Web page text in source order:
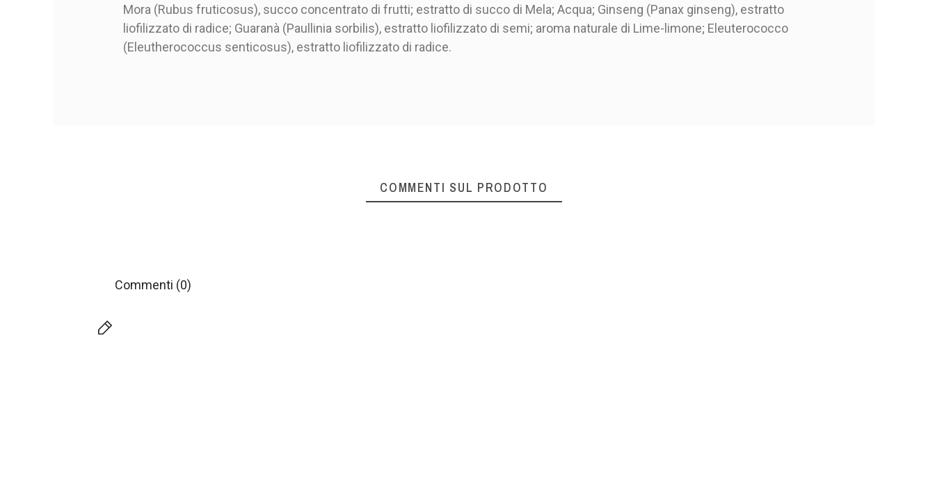
Mora (Rubus fruticosus), succo concentrato di frutti; estratto di succo di Mela; Acqua; Ginseng (Panax ginseng), estratto
liofilizzato di radice; Guaranà (Paullinia sorbilis), estratto liofilizzato di semi; aroma naturale di Lime-limone; Eleuterococco
(Eleutherococcus senticosus), estratto liofilizzato di radice.
COMMENTI SUL PRODOTTO
Commenti (0)